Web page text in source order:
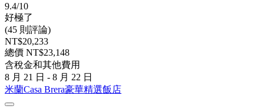
9.4/10
好極了
(45 則評論)
NT$20,233
總價 NT$23,148
含稅金和其他費用
8 月 21 日 - 8 月 22 日
米蘭Casa Brera豪華精選飯店